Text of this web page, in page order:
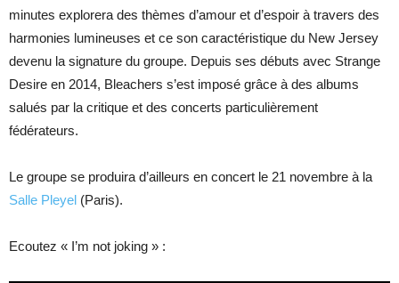
minutes explorera des thèmes d’amour et d’espoir à travers des
harmonies lumineuses et ce son caractéristique du New Jersey
devenu la signature du groupe. Depuis ses débuts avec Strange
Desire en 2014, Bleachers s’est imposé grâce à des albums
salués par la critique et des concerts particulièrement
fédérateurs.
Le groupe se produira d’ailleurs en concert le 21 novembre à la
Salle Pleyel (Paris).
Ecoutez « I’m not joking » :